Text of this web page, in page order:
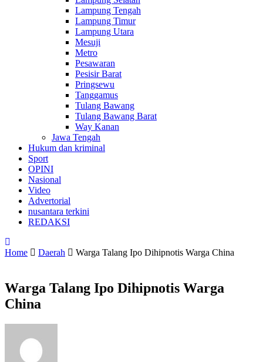
Lampung Tengah
Lampung Timur
Lampung Utara
Mesuji
Metro
Pesawaran
Pesisir Barat
Pringsewu
Tanggamus
Tulang Bawang
Tulang Bawang Barat
Way Kanan
Jawa Tengah
Hukum dan kriminal
Sport
OPINI
Nasional
Video
Advertorial
nusantara terkini
REDAKSI
Home Daerah Warga Talang Ipo Dihipnotis Warga China
Warga Talang Ipo Dihipnotis Warga
China